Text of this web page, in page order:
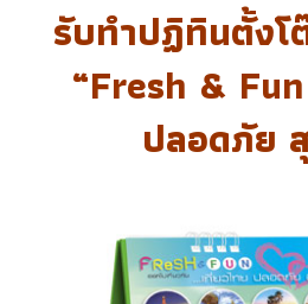
รับทำปฏิทินตั้งโ
“Fresh &
ปลอดภัย